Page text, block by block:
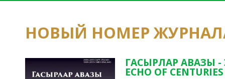
НОВЫЙ НОМЕР
ГАСЫРЛАР АВАЗЫ -
ECHO OF